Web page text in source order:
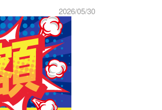
2026/05/30